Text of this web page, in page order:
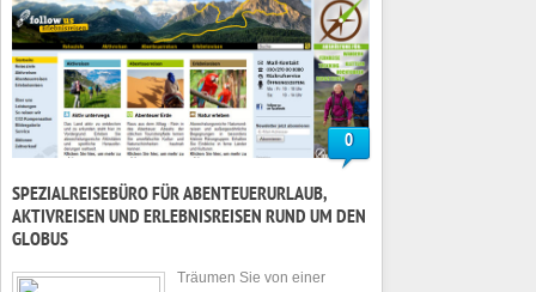
0
SPEZIALREISEBÜRO FÜR ABENTEUERURLAUB,
AKTIVREISEN UND ERLEBNISREISEN RUND UM DEN
GLOBUS
Träumen Sie von einer